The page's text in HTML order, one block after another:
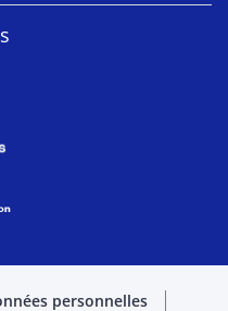
personnelles